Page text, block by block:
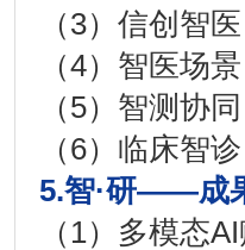
（3）信创智
（4）智医场
（5）智测协
（6）临床智
5.智·研——成
（1）多模态